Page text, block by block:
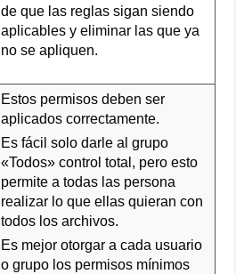
de que las reglas sigan siendo
aplicables y eliminar las que ya
no se apliquen.
Estos permisos deben ser
aplicados correctamente.
Es fácil solo darle al grupo
«Todos» control total, pero esto
permite a todas las persona
realizar lo que ellas quieran con
todos los archivos.
Es mejor otorgar a cada usuario
o grupo los permisos mínimos